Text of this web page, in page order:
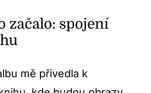
začalo: spojení
mě přivedla k